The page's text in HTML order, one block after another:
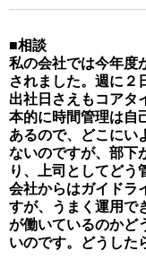
■相談
私の会社では今年度
されました。週に２
出社日さえもコアタ
本的に時間管理は自
あるので、どこにい
ないのですが、部下
り、上司としてどう
会社からはガイドラ
すが、うまく運用で
が働いているのかど
いのです。どうした